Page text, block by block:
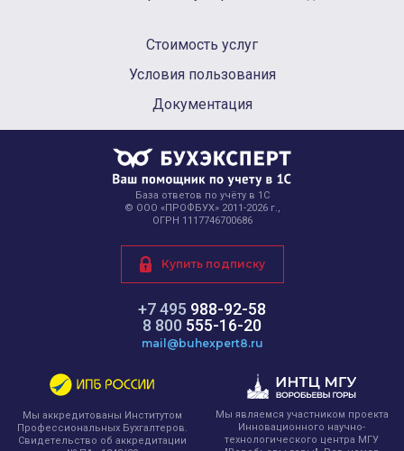
Стоимость услуг
Условия пользования
Документация
База ответов по учёту в 1С
© ООО «ПРОФБУХ» 2011-2026 г.,
ОГРН 1117746700686
+7 495 988-92-58
8 800 555-16-20
mail@buhexpert8.ru
Купить подписку
Мы аккредитованы Институтом
Профессиональных Бухгалтеров.
Свидетельство об аккредитации
Мы являемся участником проекта
Инновационного научно-
технологического центра МГУ